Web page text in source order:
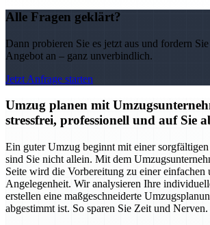
Alle Fragen geklärt?
Dann probieren Sie es jetzt aus und fordern
Angebot an – ganz unverbindlich.
Jetzt Anfrage starten
Umzug planen mit
stressfrei, professionell und auf Sie
Ein guter Umzug beginnt mit einer
sind Sie nicht allein. Mit dem
Seite wird die Vorbereitung zu einer einfachen
Angelegenheit. Wir analysieren Ihre
erstellen eine maßgeschneiderte
abgestimmt ist. So sparen Sie Zeit und Nerven.